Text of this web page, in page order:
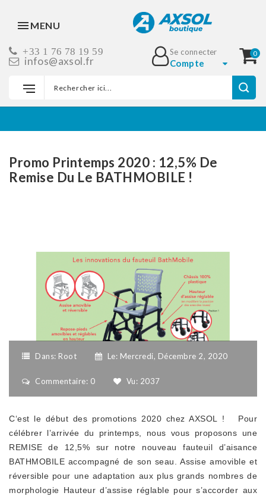
MENU
+33 1 76 78 19 59
infos@axsol.fr
0
Se connecter
Compte
Promo Printemps 2020 : 12,5% De
Remise Du Le BATHMOBILE !
Dans: Root Le: Mercredi, Décembre 2, 2020
Commentaire: 0 Vu: 2037
C‘est le début des promotions 2020 chez AXSOL ! Pour
célébrer l’arrivée du printemps, nous vous proposons une
REMISE de 12,5% sur notre nouveau fauteuil d’aisance
BATHMOBILE accompagné de son seau. Assise amovible et
réversible pour une adaptation aux plus grands nombres de
morphologie Hauteur d’assise réglable pour s’accorder aux